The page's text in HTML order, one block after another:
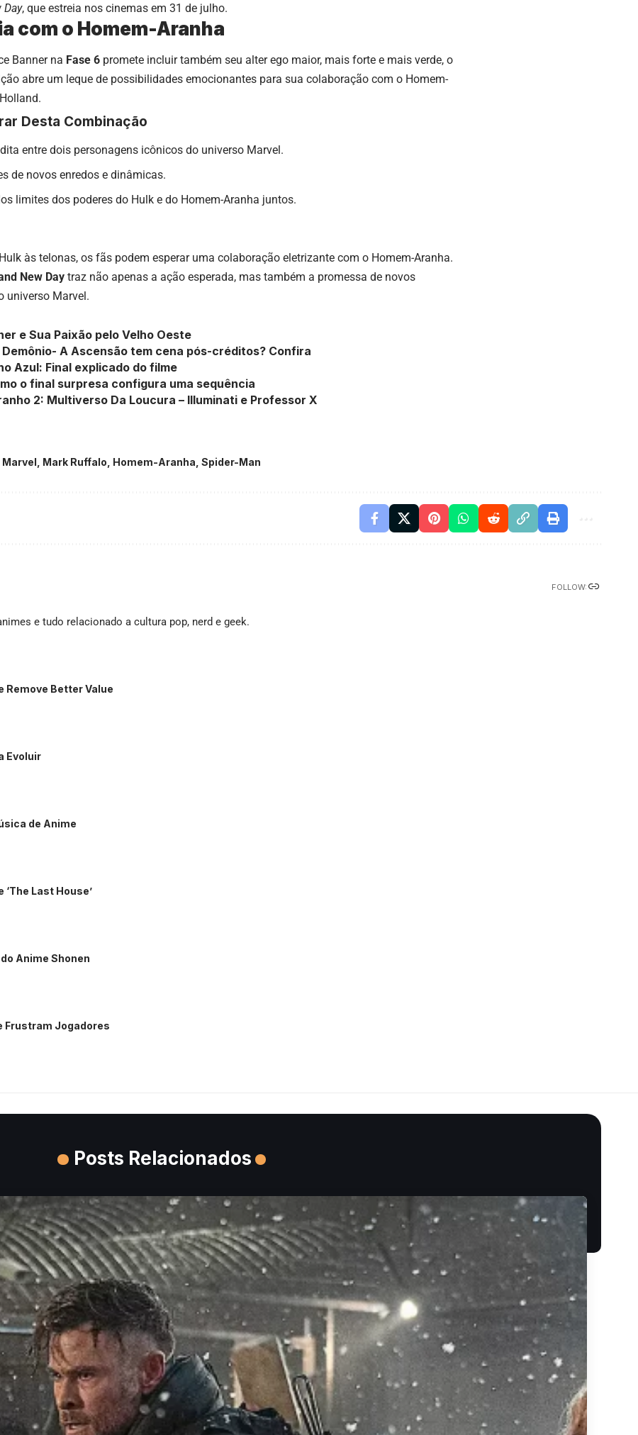
Day, que estreia nos cinemas em 31 de julho.
com o Homem-Aranha
Banner na Fase 6 promete incluir também seu alter ego maior, mais forte e mais verde, o
abre um leque de possibilidades emocionantes para sua colaboração com o Homem-
Desta Combinação
entre dois personagens icônicos do universo Marvel.
de novos enredos e dinâmicas.
limites dos poderes do Hulk e do Homem-Aranha juntos.
às telonas, os fãs podem esperar uma colaboração eletrizante com o Homem-Aranha.
New Day traz não apenas a ação esperada, mas também a promessa de novos
universo Marvel.
e Sua Paixão pelo Velho Oeste
A Ascensão tem cena pós-créditos? Confira
Azul: Final explicado do filme
o final surpresa configura uma sequência
2: Multiverso Da Loucura – Illuminati e Professor X
Marvel, Mark Ruffalo, Homem-Aranha, Spider-Man
FOLLOW:
e tudo relacionado a cultura pop, nerd e geek.
Remove Better Value
Evoluir
de Anime
Last House’
Anime Shonen
Frustram Jogadores
Posts Relacionados